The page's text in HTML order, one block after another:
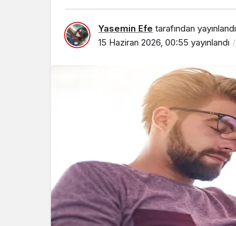
Yasemin Efe tarafından yayınlandı
15 Haziran 2026, 00:55 yayınlandı